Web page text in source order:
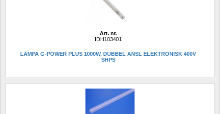
Art. nr.
IDH103401
LAMPA G-POWER PLUS 1000W, DUBBEL ANSL ELEKTRONISK 400V
SHPS